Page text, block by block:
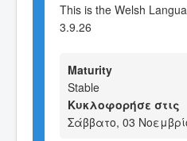
This is the Welsh
3.9.26
Maturity
Stable
Κυκλοφορήσε στις
Σάββατο, 03